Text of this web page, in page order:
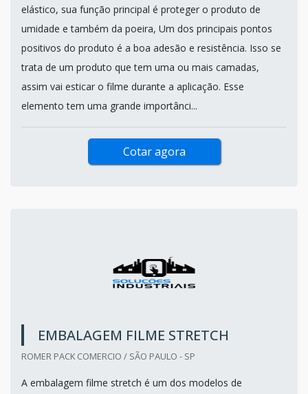
elástico, sua função principal é proteger o produto de
umidade e também da poeira, Um dos principais pontos
positivos do produto é a boa adesão e resistência. Isso se
trata de um produto que tem uma ou mais camadas,
assim vai esticar o filme durante a aplicação. Esse
elemento tem uma grande importânci...
Cotar agora
EMBALAGEM FILME STRETCH
ROMER PACK COMERCIO / SÃO PAULO - SP
A embalagem filme stretch é um dos modelos de